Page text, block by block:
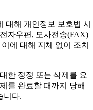
해 개인정보 보호법 시
자우편, 모사전송(FAX)
에 대해 지체 없이 조치
한 정정 또는 삭제를 요
를 완료할 때까지 당해
니다.